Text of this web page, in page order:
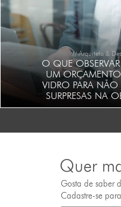
// Arquiteto &
O QUE
UM
VIDRO PARA NÃO
SURPRESAS NA
Quer
Gosta de saber
Cadastre-se